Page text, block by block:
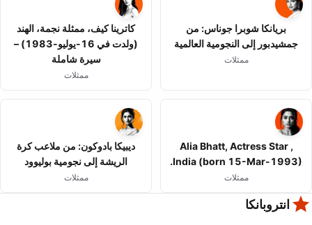
بريانكا شوبرا جوناس: من
جمشيدبور إلى النجومية العالمية
ممثلات
كاترينا كيف، ممثلة نجمة، الهند
(ولدت في 16-يوليو-1983) –
سيرة شاملة
ممثلات
Alia Bhatt, Actress Star ,
India (born 15-Mar-1993).
ممثلات
ديبيكا بادوكون: من ملاعب كرة
الريشة إلى نجومية بوليوود
ممثلات
انتروبانكا